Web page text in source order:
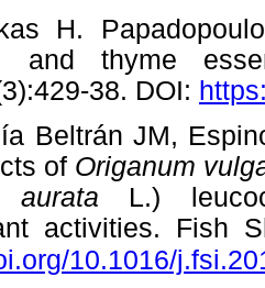
H.
and thyme
38. DOI:
Beltrán JM,
of Origanum
aurata L.)
activities. Fish
10.1016/